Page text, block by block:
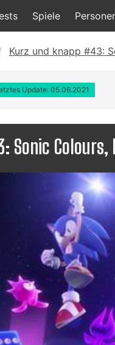
Spiele
Kurz und knapp #43:
Update: 05.06.2021
Sonic Colours,